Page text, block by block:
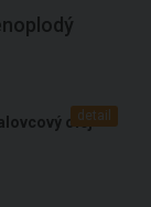
olejdetail